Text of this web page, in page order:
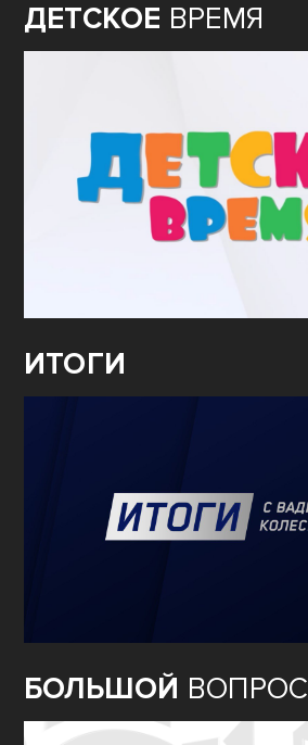
ДЕТСКОЕ ВРЕМЯ
ИТОГИ
БОЛЬШОЙ ВОПРОС